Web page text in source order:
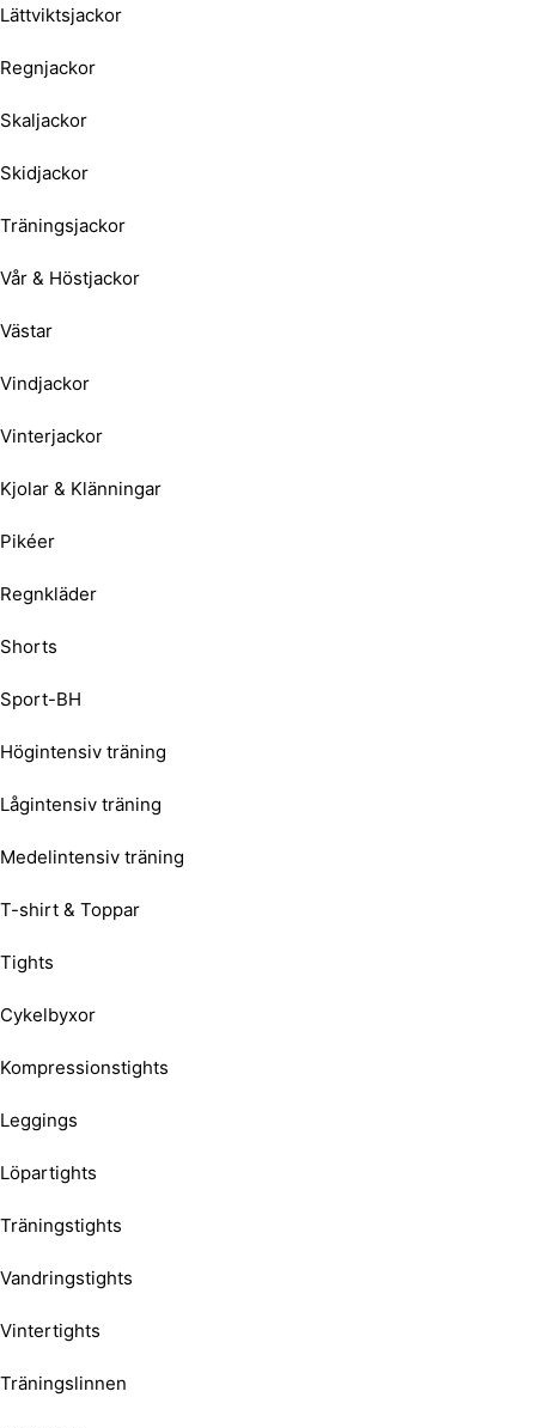
Lättviktsjackor
Regnjackor
Skaljackor
Skidjackor
Träningsjackor
Vår & Höstjackor
Västar
Vindjackor
Vinterjackor
Kjolar & Klänningar
Pikéer
Regnkläder
Shorts
Sport-BH
Högintensiv träning
Lågintensiv träning
Medelintensiv träning
T-shirt & Toppar
Tights
Cykelbyxor
Kompressionstights
Leggings
Löpartights
Träningstights
Vandringstights
Vintertights
Träningslinnen